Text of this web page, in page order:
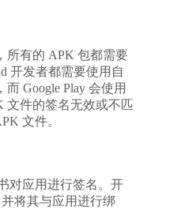
所有的 APK 包都需要
开发者都需要使用自
Google Play 会使用
文件的签名无效或不匹
文件。
对应用进行签名。开
将其与应用进行绑